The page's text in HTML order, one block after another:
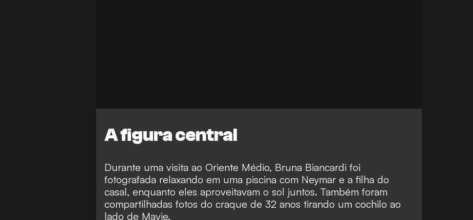
A figura central
Durante uma visita ao Oriente Médio, Bruna Biancardi foi
fotografada relaxando em uma piscina com Neymar e a filha do
casal, enquanto eles aproveitavam o sol juntos. Também foram
compartilhadas fotos do craque de 32 anos tirando um cochilo ao
lado de Mavie.